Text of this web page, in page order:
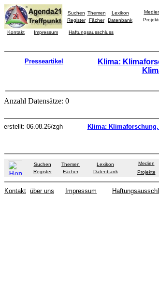
Suchen Themen
Lexikon
Register
Fächer Datenbank
Kontakt Impressum Haftungsausschluss
Presseartikel
Klima:
Anzahl Datensätze: 0
erstellt: 06.08.26/zgh Klima:
Suchen Themen
Lexikon
Register
Fächer Datenbank
Medien
Projekte
Kontakt über uns Impressum